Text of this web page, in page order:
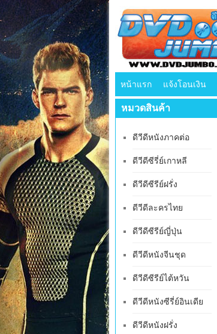
หน้าแรก แจ้งโอนเงิน
หมวดสินค้า
ดีวีดีหนังภาคต่อ
ดีวีดีซีรี่ย์เกาหลี
ดีวีดีซีรีย์ฝรั่ง
ดีวีดีละครไทย
ดีวีดีซีรีย์ญี่ปุ่น
ดีวีดีหนังจีนชุด
ดีวีดีซีรีย์ไต้หวัน
ดีวีดีหนังซีรี่ย์อินเดีย
ดีวีดีหนังฝรั่ง